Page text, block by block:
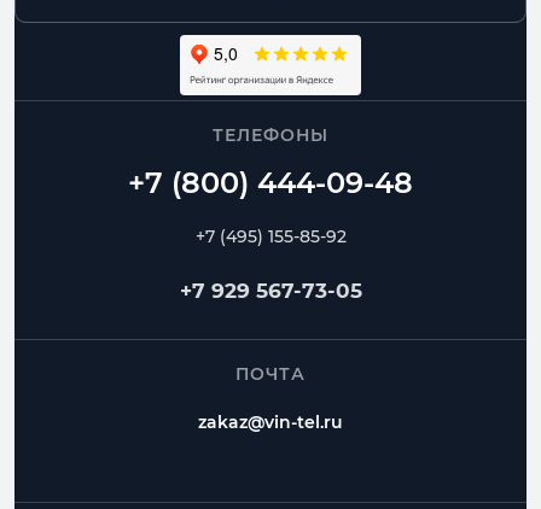
ТЕЛЕФОНЫ
+7 (495) 155-85-92
+7 929 567-73-05
ПОЧТА
zakaz@vin-tel.ru